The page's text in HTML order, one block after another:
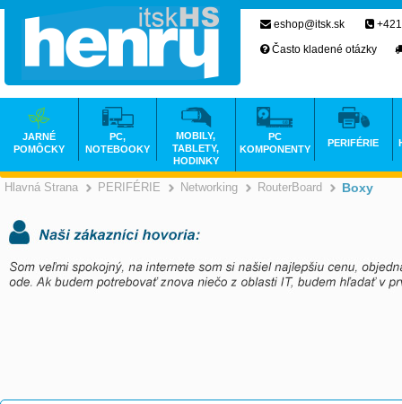
Hlavná Strana >
PERIFÉRIE >
Networking >
RouterBoard Boxy
eshop@itsk.sk
Často kladené otázky
JARNÉ
POMÔCKY
PC,
NOTEBOOKY
MOBILY,
TABLETY,
HODINKY
PC
KOMPONENTY
PERIFÉRIE